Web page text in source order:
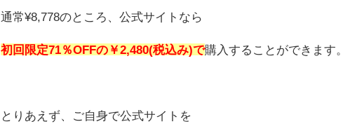
通常¥8,778のところ、公式サイトなら
初回限定71％OFFの￥2,480(税込み)で購入することができます。
とりあえず、ご自身で公式サイトを